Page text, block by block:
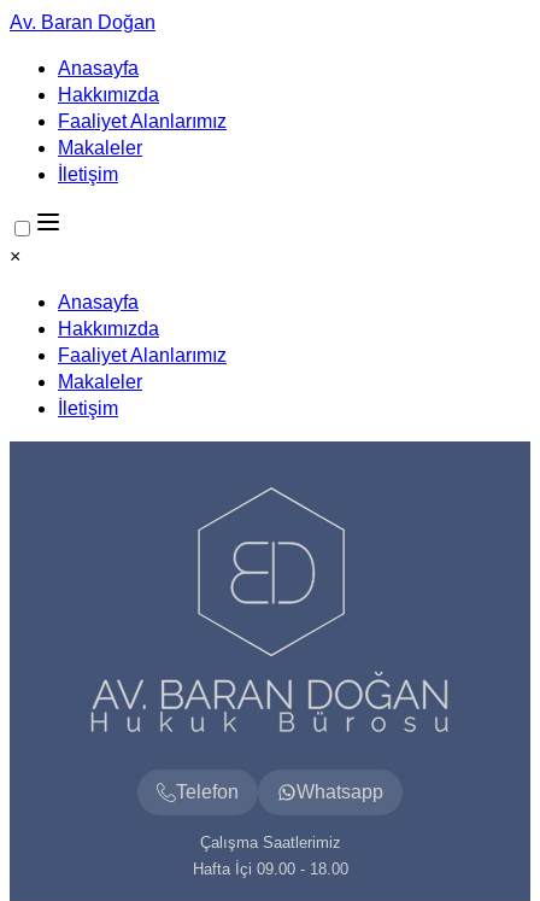
Av. Baran Doğan
Anasayfa
Hakkımızda
Faaliyet Alanlarımız
Makaleler
İletişim
×
Anasayfa
Hakkımızda
Faaliyet Alanlarımız
Makaleler
İletişim
Telefon Whatsapp
Çalışma Saatlerimiz
Hafta İçi 09.00 - 18.00